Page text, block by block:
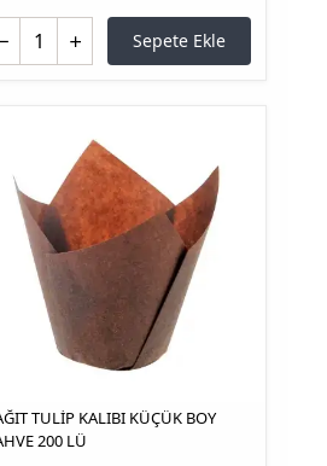
Sepete Ekle
TULİP KALIBI KÜÇÜK BOY
200 LÜ